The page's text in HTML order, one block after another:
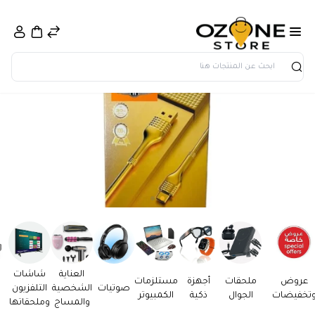
بحث
عروض
ملحقات
الجوال
أجهزة
ذكية
مستلزمات
الكمبيوتر
صوتيات
العناية
الشخصية
والمساج
شاشات
التلفزيون
وملحقاتها